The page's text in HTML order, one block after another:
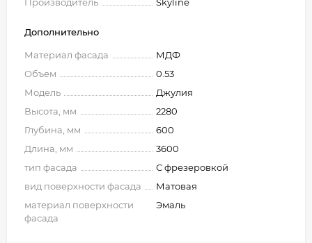
Дополнительно
Материал фасада
МДФ
Объем
0.53
Модель
Джулия
Высота, мм
2280
Глубина, мм
600
Длина, мм
3600
тип фасада
С фрезеровкой
вид поверхности фасада
Матовая
материал поверхности
фасада
Эмаль